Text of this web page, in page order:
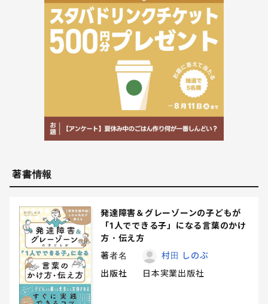
著書情報
発達障害＆グレーゾーンの子どもが
「1人でできる子」になる言葉のかけ
方・伝え方
著者名
村田 しのぶ
出版社
日本実業出版社